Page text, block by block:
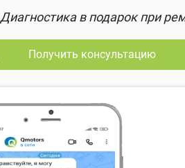
Диагностика в подарок при
Получить консультацию